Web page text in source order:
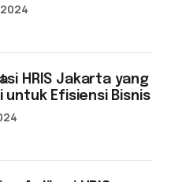
HRIS Jakarta yang
untuk Efisiensi Bisnis